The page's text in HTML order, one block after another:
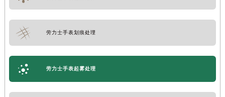
劳力士手表划痕处理
劳力士手表起雾处理